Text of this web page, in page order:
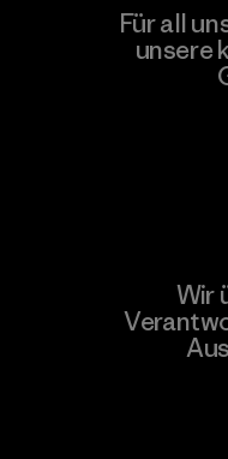
Mehr dazu
Nester
Für all
unsere
Wir